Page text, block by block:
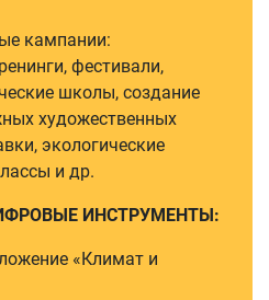
кампании:
фестивали,
школы, создание
художественных
экологические
и др.
ИНСТРУМЕНТЫ:
«Климат и